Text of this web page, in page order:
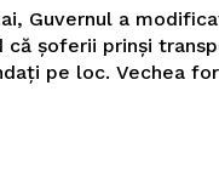
Guvernul a
că şoferii prinşi
călători să fie amendaţi pe